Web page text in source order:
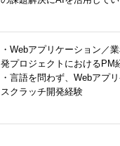
・Webアプリケーション／
発プロジェクトにおけるPM
・言語を問わず、Webアプ
スクラッチ開発経験